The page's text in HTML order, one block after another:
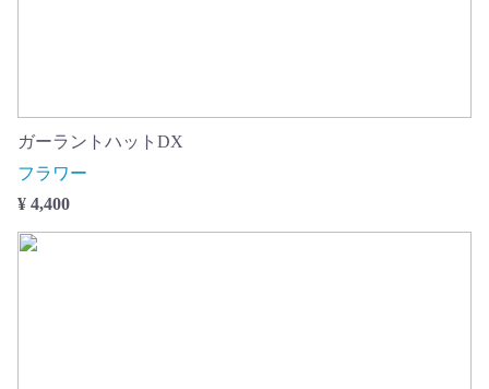
ガーラントハットDX
フラワー
¥ 4,400